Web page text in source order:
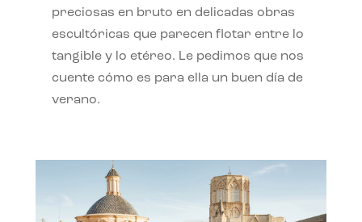
preciosas en bruto en delicadas obras
escultóricas que parecen flotar entre lo
tangible y lo etéreo. Le pedimos que nos
cuente cómo es para ella un buen día de
verano.